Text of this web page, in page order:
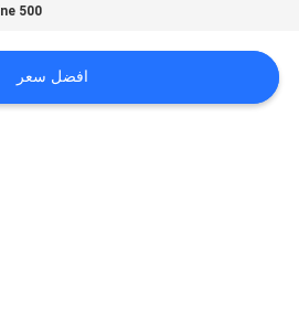
اطلب
اقتباس
500 Mesh Vibro Separator Machine
افضل سعر